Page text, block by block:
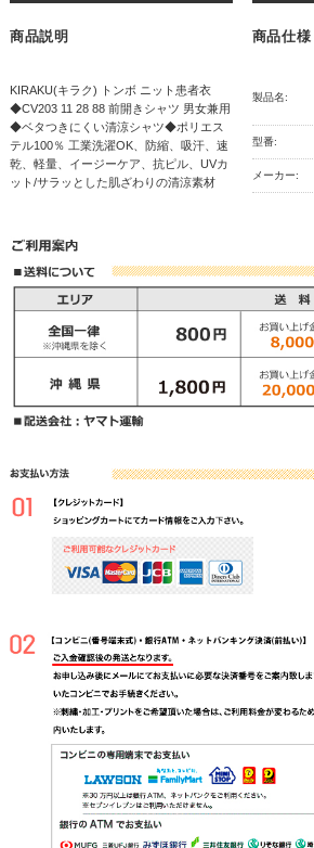
商品説明
KIRAKU(キラク) トンボ ニット患者衣
◆CV203 11 28 88 前開きシャツ 男女兼用
◆ベタつきにくい清涼シャツ◆ポリエス
テル100％ 工業洗濯OK、防縮、吸汗、速
乾、軽量、イージーケア、抗ピル、UVカ
ット/サラッとした肌ざわりの清涼素材
商品仕様
製品名:
型番:
メーカー: